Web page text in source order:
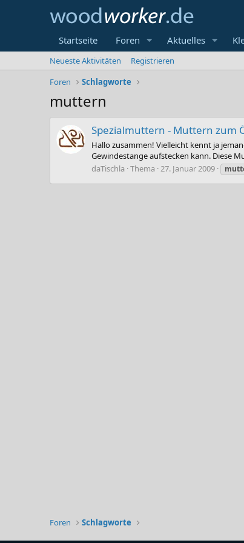
Startseite Foren Aktuelles
Neueste Aktivitäten
Registrieren
Foren
Schlagworte
muttern
Spezialmuttern - Muttern zum
Hallo zusammen! Vielleicht kennt ja
Gewindestange aufstecken kann. Diese
daTischla Thema 27. Januar 2009
Foren Schlagworte